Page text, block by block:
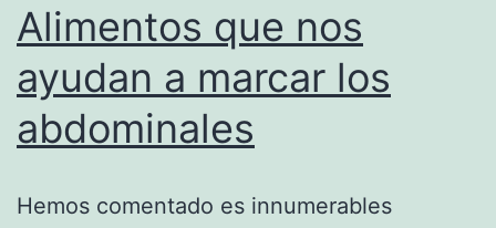
Alimentos que nos
ayudan a marcar los
abdominales
Hemos comentado es innumerables